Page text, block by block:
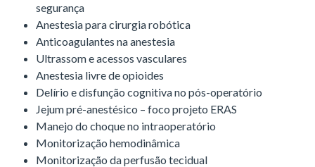
segurança
Anestesia para cirurgia robótica
Anticoagulantes na anestesia
Ultrassom e acessos vasculares
Anestesia livre de opioides
Delírio e disfunção cognitiva no pós-operatório
Jejum pré-anestésico – foco projeto ERAS
Manejo do choque no intraoperatório
Monitorização hemodinâmica
Monitorização da perfusão tecidual